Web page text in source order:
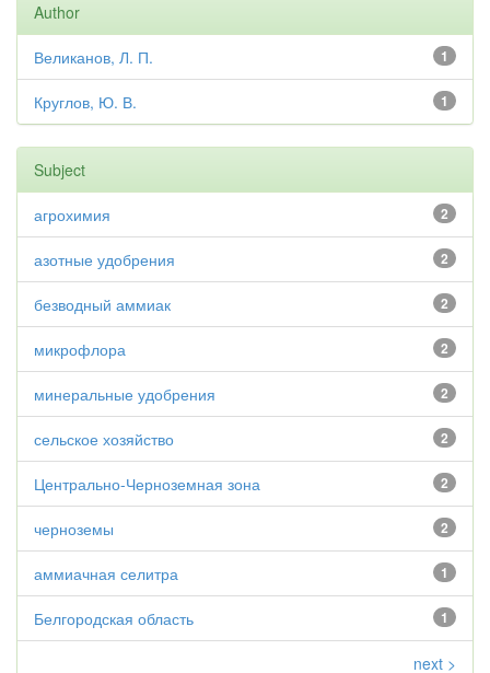
Author
1
Великанов, Л. П.
1
Круглов, Ю. В.
Subject
2
агрохимия
2
азотные удобрения
2
безводный аммиак
2
микрофлора
2
минеральные удобрения
2
сельское хозяйство
2
Центрально-Черноземная зона
2
черноземы
1
аммиачная селитра
1
Белгородская область
next >